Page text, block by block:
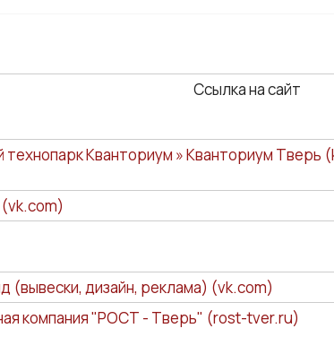
Ссылка на сайт
технопарк Кванториум » Кванториум Тверь
(вывески, дизайн, реклама) (vk.com)
компания "РОСТ - Тверь" (rost-tver.ru)